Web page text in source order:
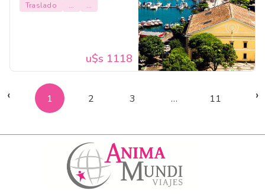
Traslado
... ...
u$s 1118
‹ 1 2 3 … 11 ›